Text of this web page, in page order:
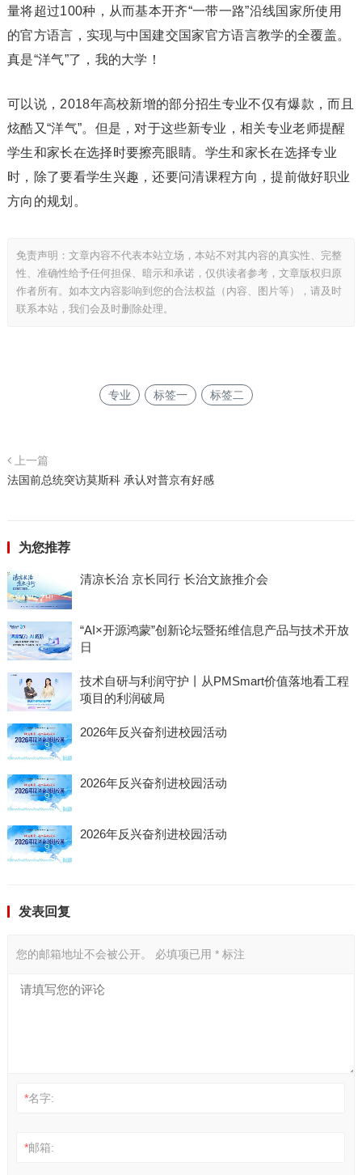
量将超过100种，从而基本开齐“一带一路”沿线国家所使用
的官方语言，实现与中国建交国家官方语言教学的全覆盖。
真是“洋气”了，我的大学！
可以说，2018年高校新增的部分招生专业不仅有爆款，而且
炫酷又“洋气”。但是，对于这些新专业，相关专业老师提醒
学生和家长在选择时要擦亮眼睛。学生和家长在选择专业
时，除了要看学生兴趣，还要问清课程方向，提前做好职业
方向的规划。
免责声明：文章内容不代表本站立场，本站不对其内容的真实性、完整
性、准确性给予任何担保、暗示和承诺，仅供读者参考，文章版权归原
作者所有。如本文内容影响到您的合法权益（内容、图片等），请及时
联系本站，我们会及时删除处理。
专业 标签一 标签二
上一篇
法国前总统突访莫斯科 承认对普京有好感
为您推荐
清凉长治 京长同行 长治文旅推介会
“AI×开源鸿蒙”创新论坛暨拓维信息产品与技术开放
日
技术自研与利润守护丨从PMSmart价值落地看工程
项目的利润破局
2026年反兴奋剂进校园活动
2026年反兴奋剂进校园活动
2026年反兴奋剂进校园活动
发表回复
您的邮箱地址不会被公开。 必填项已用 *标注
*名字:
*邮箱: